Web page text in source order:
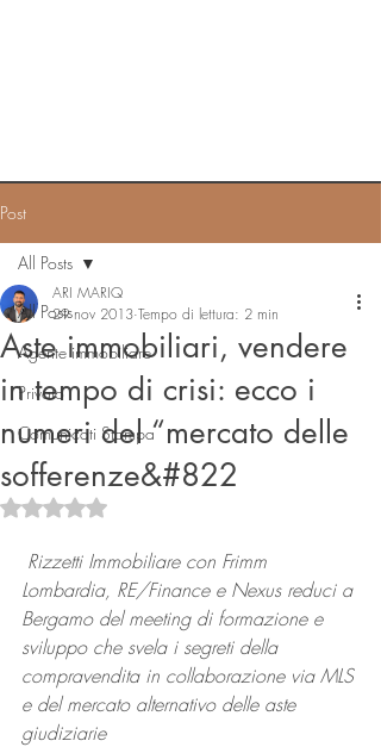
Connect
Post
All Posts
Agente immobiliare
Privato
Comunicati Stampa
All Posts
Aste immobiliari, vendere
in tempo di crisi: ecco i
numeri del “mercato delle
sofferenze&#822
ARI MARIQ
29 nov 2013 Tempo di lettura: 2 min
Valutazione NaN stelle su 5.
Rizzetti Immobiliare con Frimm
Lombardia, RE/Finance e Nexus reduci a
Bergamo del meeting di formazione e
sviluppo che svela i segreti della
compravendita in collaborazione via MLS
e del mercato alternativo delle aste
giudiziarie